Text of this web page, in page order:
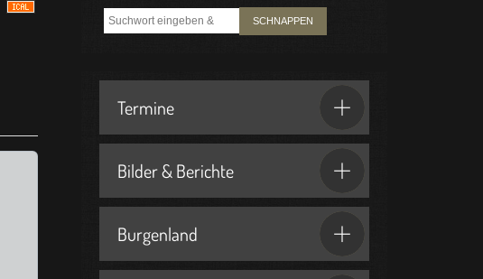
SCHNAPPEN
Termine
Bilder & Berichte
Burgenland